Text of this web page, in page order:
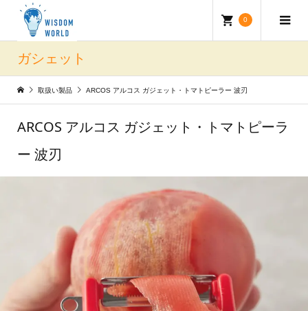
0
ガシェット
取扱い製品 ARCOS アルコス ガジェット・トマトピーラー 波刃
ARCOS アルコス ガジェット・トマトピーラ
ー 波刃